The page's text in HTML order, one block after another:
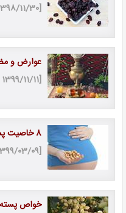
[1398/11/30 09:26:42]
عوارض و
[1399/11/11 00:53:34]
8 خاصیت پسته در دوران بارداری
[1399/03/09 12:15:41]
خواص